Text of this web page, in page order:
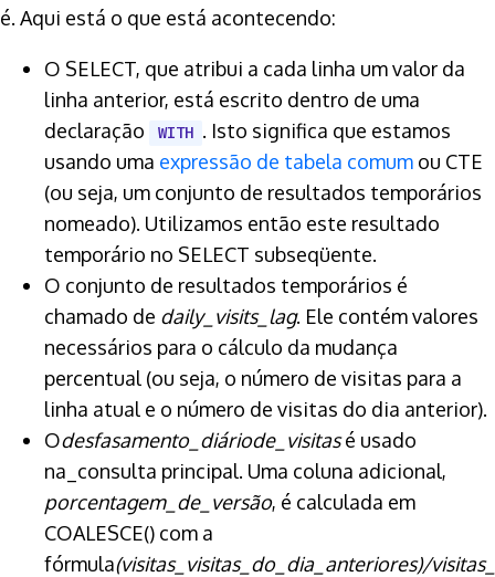
é. Aqui está o que está acontecendo:
O SELECT, que atribui a cada linha um valor da
linha anterior, está escrito dentro de uma
declaração
WITH . Isto significa que estamos
usando uma expressão de tabela comum ou CTE
(ou seja, um conjunto de resultados temporários
nomeado). Utilizamos então este resultado
temporário no SELECT subseqüente.
O conjunto de resultados temporários é
chamado de daily_visits_lag. Ele contém valores
necessários para o cálculo da mudança
percentual (ou seja, o número de visitas para a
linha atual e o número de visitas do dia anterior).
Odesfasamento_diáriode_visitasé usado
na_consulta principal. Uma coluna adicional,
porcentagem_de_versão, é calculada em
COALESCE() com a
fórmula(visitas_visitas_do_dia_anteriores)/